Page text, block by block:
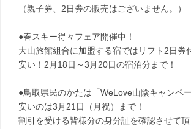
（親子券、2日券の販売はございません。）
●春スキー得々フェア開催中！
大山旅館組合に加盟する宿ではリフト2日券
安い！2月18日～3月20日の宿泊分まで！
●鳥取県民のかたは「WeLove山陰キャンペ
安いのは3月21日（月祝）まで！
割引を受ける皆様分の身分証を確認させて